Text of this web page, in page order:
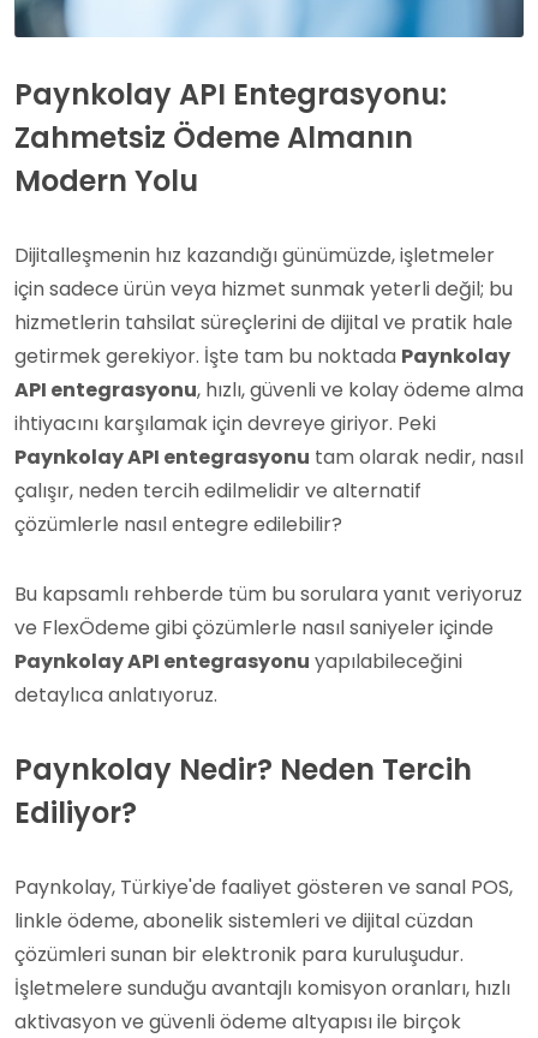
Paynkolay API Entegrasyonu:
Zahmetsiz Ödeme Almanın
Modern Yolu
Dijitalleşmenin hız kazandığı günümüzde, işletmeler
için sadece ürün veya hizmet sunmak yeterli değil; bu
hizmetlerin tahsilat süreçlerini de dijital ve pratik hale
getirmek gerekiyor. İşte tam bu noktada Paynkolay
API entegrasyonu, hızlı, güvenli ve kolay ödeme alma
ihtiyacını karşılamak için devreye giriyor. Peki
Paynkolay API entegrasyonu tam olarak nedir, nasıl
çalışır, neden tercih edilmelidir ve alternatif
çözümlerle nasıl entegre edilebilir?
Bu kapsamlı rehberde tüm bu sorulara yanıt veriyoruz
ve FlexÖdeme gibi çözümlerle nasıl saniyeler içinde
Paynkolay API entegrasyonu yapılabileceğini
detaylıca anlatıyoruz.
Paynkolay Nedir? Neden Tercih
Ediliyor?
Paynkolay, Türkiye'de faaliyet gösteren ve sanal POS,
linkle ödeme, abonelik sistemleri ve dijital cüzdan
çözümleri sunan bir elektronik para kuruluşudur.
İşletmelere sunduğu avantajlı komisyon oranları, hızlı
aktivasyon ve güvenli ödeme altyapısı ile birçok